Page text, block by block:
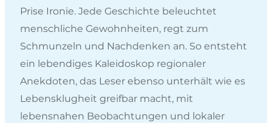
Prise Ironie. Jede Geschichte beleuchtet
menschliche Gewohnheiten, regt zum
Schmunzeln und Nachdenken an. So entsteht
ein lebendiges Kaleidoskop regionaler
Anekdoten, das Leser ebenso unterhält wie es
Lebensklugheit greifbar macht, mit
lebensnahen Beobachtungen und lokaler